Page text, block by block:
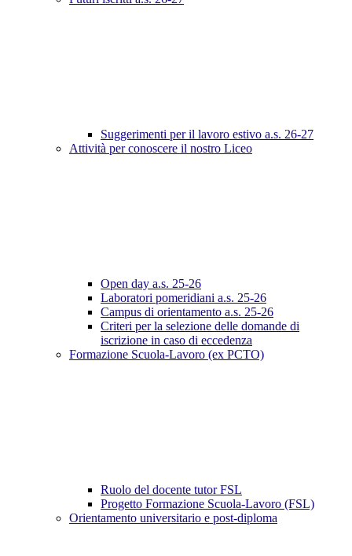
Suggerimenti per il lavoro estivo a.s. 26-27
Attività per conoscere il nostro Liceo
Open day a.s. 25-26
Laboratori pomeridiani a.s. 25-26
Campus di orientamento a.s. 25-26
Criteri per la selezione delle domande di
iscrizione in caso di eccedenza
Formazione Scuola-Lavoro (ex PCTO)
Ruolo del docente tutor FSL
Progetto Formazione Scuola-Lavoro (FSL)
Orientamento universitario e post-diploma